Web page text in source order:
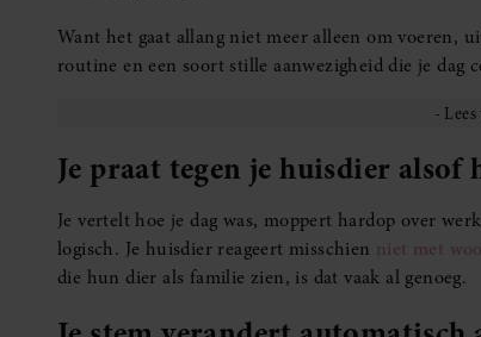
Want het gaat allang niet meer alleen om voeren,
routine en een soort stille aanwezigheid die je dag
Je praat tegen je huisdier alsof
Je vertelt hoe je dag was, moppert hardop over
logisch. Je huisdier reageert misschien niet met
die hun dier als familie zien, is dat vaak al genoeg.